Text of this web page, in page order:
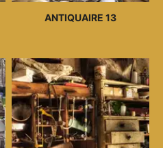
ANTIQUAIRE 13